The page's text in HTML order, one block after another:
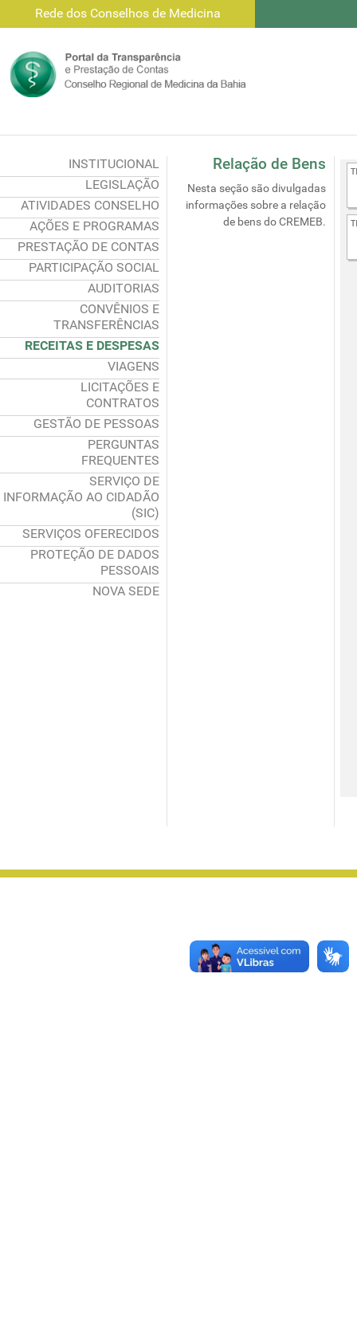
Rede dos Conselhos de Medicina
INSTITUCIONAL
LEGISLAÇÃO
ATIVIDADES CONSELHO
AÇÕES E PROGRAMAS
PRESTAÇÃO DE CONTAS
PARTICIPAÇÃO SOCIAL
AUDITORIAS
CONVÊNIOS E
TRANSFERÊNCIAS
RECEITAS E DESPESAS
VIAGENS
LICITAÇÕES E
CONTRATOS
GESTÃO DE PESSOAS
PERGUNTAS
FREQUENTES
SERVIÇO DE
INFORMAÇÃO AO CIDADÃO
(SIC)
SERVIÇOS OFERECIDOS
PROTEÇÃO DE DADOS
PESSOAIS
NOVA SEDE
Relação de Bens
Nesta seção são divulgadas
informações sobre a relação
de bens do CREMEB.